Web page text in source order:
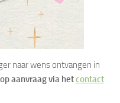
naar wens ontvangen in
aanvraag via hetcontact